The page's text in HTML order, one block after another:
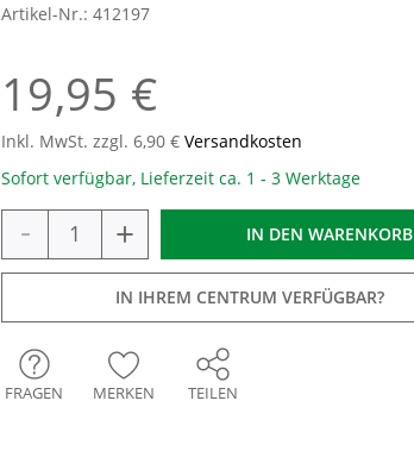
Artikel-Nr.: 412197
19,95 €
Inkl. MwSt. zzgl. 6,90 € Versandkosten
Sofort verfügbar, Lieferzeit ca. 1 - 3 Werktage
- + IN DEN WARENKORB
IN IHREM CENTRUM VERFÜGBAR?
FRAGEN MERKEN TEILEN